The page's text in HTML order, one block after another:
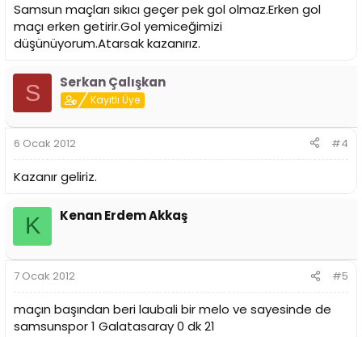
Samsun maçları sıkıcı geçer pek gol olmaz.Erken gol
maçı erken getirir.Gol yemiceğimizi
düşünüyorum.Atarsak kazanırız.
S Serkan Çalışkan
Kayıtlı Üye
6 Ocak 2012 #4
Kazanır geliriz.
K Kenan Erdem Akkaş
7 Ocak 2012 #5
maçın başından beri laubali bir melo ve sayesinde de
samsunspor 1 Galatasaray 0 dk 21